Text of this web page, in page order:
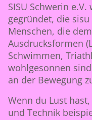
SISU Schwerin
gegründet, die
Menschen, die
Ausdrucksformen
Schwimmen,
wohlgesonnen
an der Bewegung
Wenn du Lust
und Technik